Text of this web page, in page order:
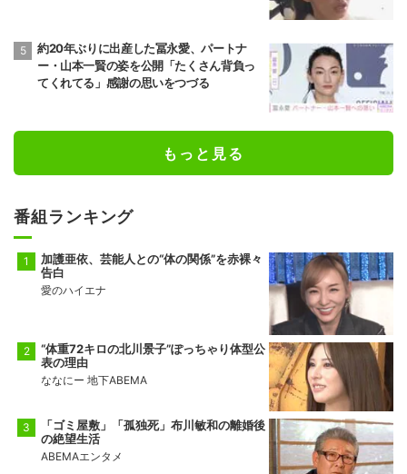
約20年ぶりに出産した冨永愛、パートナ
ー・山本一賢の姿を公開「たくさん背負っ
てくれてる」感謝の思いをつづる
もっと見る
番組ランキング
加護亜依、芸能人との“体の関係”を赤裸々
告白
愛のハイエナ
“体重72キロの北川景子”ぽっちゃり体型公
表の理由
ななにー 地下ABEMA
「ゴミ屋敷」「孤独死」布川敏和の離婚後
の絶望生活
ABEMAエンタメ